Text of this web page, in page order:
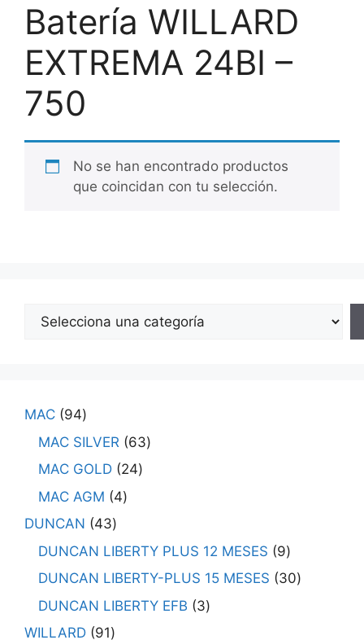
Batería WILLARD
EXTREMA 24BI –
750
No se han encontrado productos
que coincidan con tu selección.
MAC 94
MAC SILVER
63
MAC GOLD 24
MAC AGM
4
DUNCAN
43
DUNCAN LIBERTY PLUS 12 MESES
9
DUNCAN LIBERTY-PLUS 15 MESES
30
DUNCAN LIBERTY EFB
3
WILLARD 91